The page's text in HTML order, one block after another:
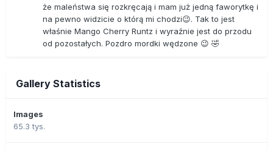
że maleństwa się rozkręcają i mam już jedną faworytkę i
na pewno widzicie o którą mi chodzi😉. Tak to jest
właśnie Mango Cherry Runtz i wyraźnie jest do przodu
od pozostałych. Pozdro mordki wędzone 😉 🤣
Gallery Statistics
Images
65.3 tys.